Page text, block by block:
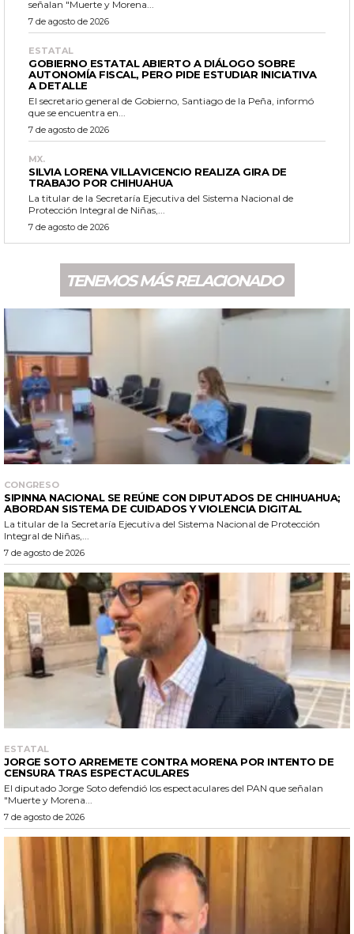
señalan "Muerte y Morena...
7 de agosto de 2026
ESTATAL
GOBIERNO ESTATAL ABIERTO A DIÁLOGO SOBRE
AUTONOMÍA FISCAL, PERO PIDE ESTUDIAR INICIATIVA
A DETALLE
El secretario general de Gobierno, Santiago de la Peña, informó
que se encuentra en...
7 de agosto de 2026
MX.
SILVIA LORENA VILLAVICENCIO REALIZA GIRA DE
TRABAJO POR CHIHUAHUA
La titular de la Secretaría Ejecutiva del Sistema Nacional de
Protección Integral de Niñas,...
7 de agosto de 2026
TENEMOS MÁS RELACIONADO
CONGRESO
SIPINNA NACIONAL SE REÚNE CON DIPUTADOS DE CHIHUAHUA;
ABORDAN SISTEMA DE CUIDADOS Y VIOLENCIA DIGITAL
La titular de la Secretaría Ejecutiva del Sistema Nacional de Protección
Integral de Niñas,...
7 de agosto de 2026
ESTATAL
JORGE SOTO ARREMETE CONTRA MORENA POR INTENTO DE
CENSURA TRAS ESPECTACULARES
El diputado Jorge Soto defendió los espectaculares del PAN que señalan
"Muerte y Morena...
7 de agosto de 2026